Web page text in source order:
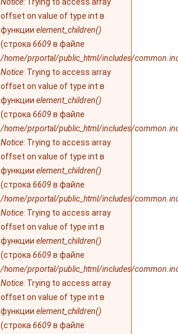
offset on value of type int в
функции element_children()
(строка 6609 в файле
/home/prportal/public_html/includes/
Notice: Trying to access array
offset on value of type int в
функции element_children()
(строка 6609 в файле
/home/prportal/public_html/includes/
Notice: Trying to access array
offset on value of type int в
функции element_children()
(строка 6609 в файле
/home/prportal/public_html/includes/
Notice: Trying to access array
offset on value of type int в
функции element_children()
(строка 6609 в файле
/home/prportal/public_html/includes/
Notice: Trying to access array
offset on value of type int в
функции element_children()
(строка 6609 в файле